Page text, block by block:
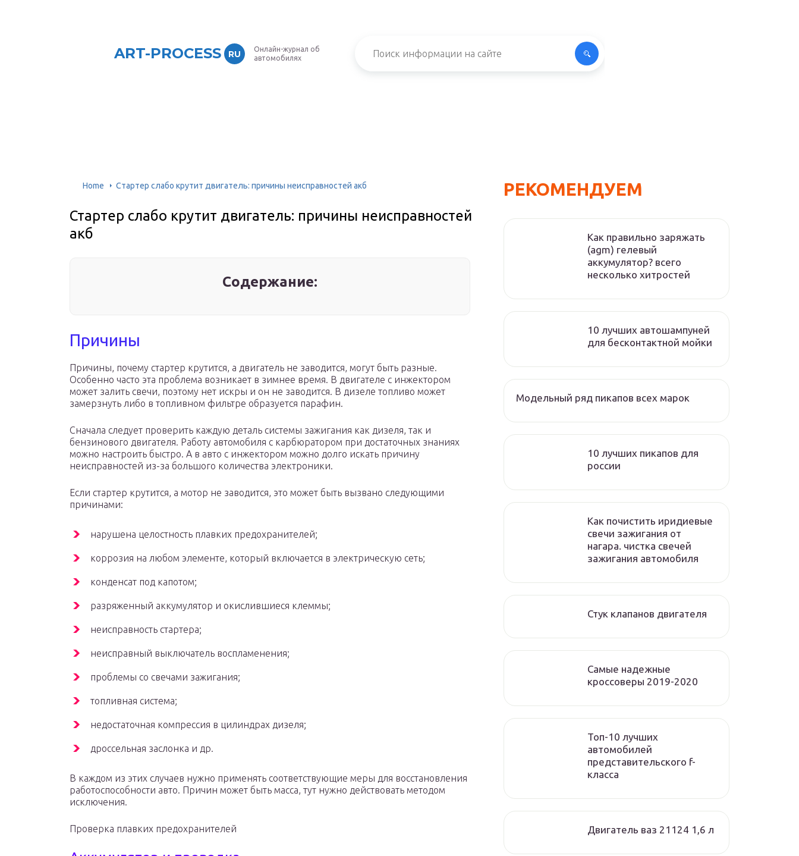
ART-PROCESS RU
Онлайн-журнал об
автомобилях
Home Стартер слабо крутит двигатель: причины неисправностей акб
Стартер слабо крутит двигатель: причины неисправностей
акб
Содержание:
Причины
Причины, почему стартер крутится, а двигатель не заводится, могут быть разные.
Особенно часто эта проблема возникает в зимнее время. В двигателе с инжектором
может залить свечи, поэтому нет искры и он не заводится. В дизеле топливо может
замерзнуть либо в топливном фильтре образуется парафин.
Сначала следует проверить каждую деталь системы зажигания как дизеля, так и
бензинового двигателя. Работу автомобиля с карбюратором при достаточных знаниях
можно настроить быстро. А в авто с инжектором можно долго искать причину
неисправностей из-за большого количества электроники.
Если стартер крутится, а мотор не заводится, это может быть вызвано следующими
причинами:
нарушена целостность плавких предохранителей;
коррозия на любом элементе, который включается в электрическую сеть;
конденсат под капотом;
разряженный аккумулятор и окислившиеся клеммы;
неисправность стартера;
неисправный выключатель воспламенения;
проблемы со свечами зажигания;
топливная система;
недостаточная компрессия в цилиндрах дизеля;
дроссельная заслонка и др.
В каждом из этих случаев нужно применять соответствующие меры для восстановления
работоспособности авто. Причин может быть масса, тут нужно действовать методом
исключения.
Проверка плавких предохранителей
РЕКОМЕНДУЕМ
Как правильно заряжать
(agm) гелевый
аккумулятор? всего
несколько хитростей
10 лучших автошампуней
для бесконтактной мойки
Модельный ряд пикапов всех марок
10 лучших пикапов для
россии
Как почистить иридиевые
свечи зажигания от
нагара. чистка свечей
зажигания автомобиля
Стук клапанов двигателя
Самые надежные
кроссоверы 2019-2020
Топ-10 лучших
автомобилей
представительского f-
класса
Двигатель ваз 21124 1,6 л